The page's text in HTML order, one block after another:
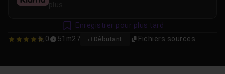
5 5,0 51m27 Débutant Fichiers sources
plus
Enregistrer pour plus tard